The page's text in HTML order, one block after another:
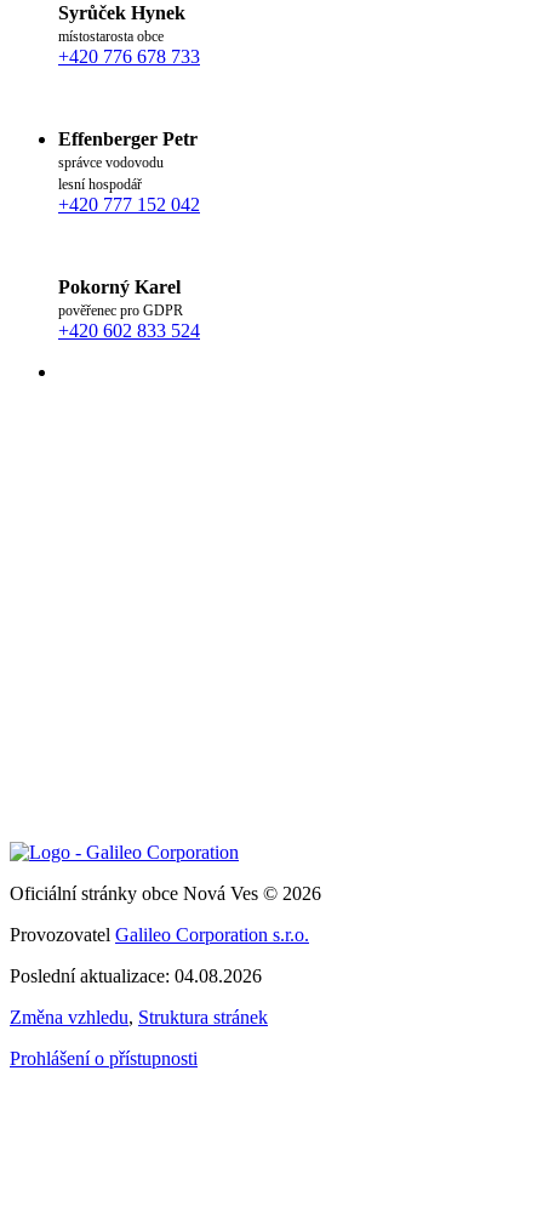
Syrůček Hynek
místostarosta obce
+420 776 678 733
Effenberger Petr
správce vodovodu
lesní hospodář
+420 777 152 042
Pokorný Karel
pověřenec pro GDPR
+420 602 833 524
Oficiální stránky obce Nová Ves © 2026
Provozovatel Galileo Corporation s.r.o.
Poslední aktualizace: 04.08.2026
Změna vzhledu, Struktura stránek
Prohlášení o přístupnosti